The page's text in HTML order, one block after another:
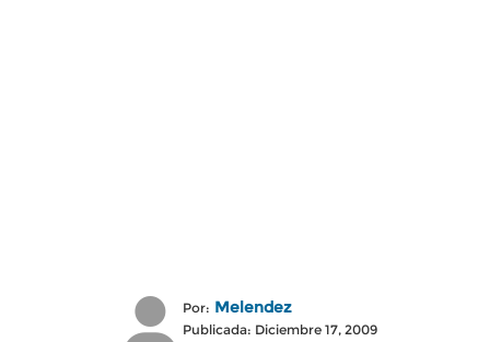
Por: Melendez
Publicada: Diciembre 17, 2009